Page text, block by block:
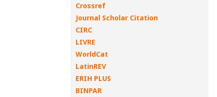
Crossref
Journal Scholar Citation
CIRC
LIVRE
WorldCat
LatinREV
ERIH PLUS
BINPAR